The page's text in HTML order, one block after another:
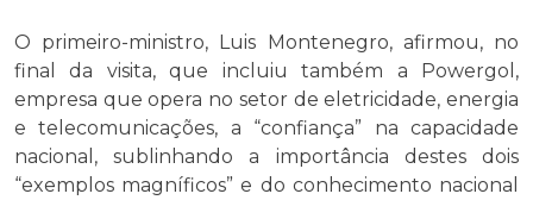
O primeiro-ministro, Luis Montenegro, afirmou, no
final da visita, que incluiu também a Powergol,
empresa que opera no setor de eletricidade, energia
e telecomunicações, a “confiança” na capacidade
nacional, sublinhando a importância destes dois
“exemplos magníficos” e do conhecimento nacional